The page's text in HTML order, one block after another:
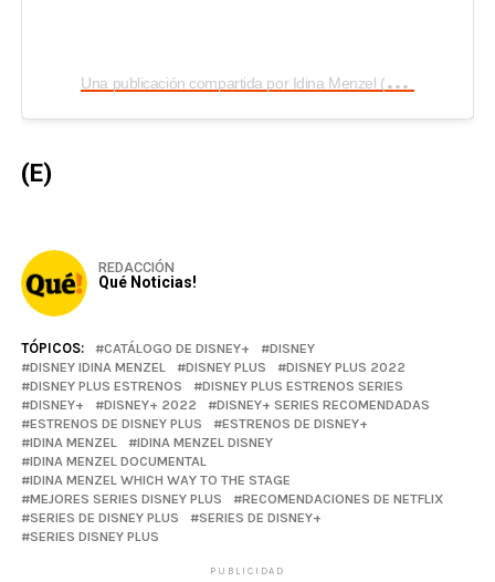
U
na publicación compartida por Idina Menzel (@idinamenzel)
(E)
REDACCIÓN
Qué Noticias!
TÓPICOS: CATÁLOGO DE DISNEY+
DISNEY
DISNEY IDINA MENZEL
DISNEY PLUS
DISNEY PLUS 2022
DISNEY PLUS ESTRENOS
DISNEY PLUS ESTRENOS SERIES
DISNEY+
DISNEY+ 2022
DISNEY+ SERIES RECOMENDADAS
ESTRENOS DE DISNEY PLUS
ESTRENOS DE DISNEY+
IDINA MENZEL
IDINA MENZEL DISNEY
IDINA MENZEL DOCUMENTAL
IDINA MENZEL WHICH WAY TO THE STAGE
MEJORES SERIES DISNEY PLUS
RECOMENDACIONES DE NETFLIX
SERIES DE DISNEY PLUS
SERIES DE DISNEY+
SERIES DISNEY PLUS
PUBLICIDAD